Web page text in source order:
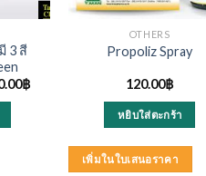
3 สี
฿.
฿Current
OTHERS
Propoliz Spray
120.00฿
หยิบใส่ตะกร้า
เพิ่มในใบเสนอราคา